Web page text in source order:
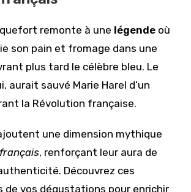
remonte à une légende où
son pain et fromage dans une
plus tard le célèbre bleu. Le
aurait sauvé Marie Harel d’un
la Révolution française.
une dimension mythique
, renforçant leur aura de
Découvrez ces
de vos dégustations pour enrichir